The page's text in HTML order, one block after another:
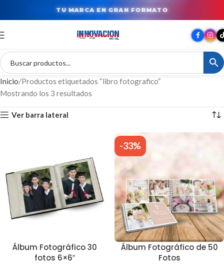
TU MARCA EN GRAN FORMATO
Inicio Productos etiquetados “libro fotografico”
Mostrando los 3 resultados
Ver barra lateral
Álbum Fotográfico 30
fotos 6×6″
-33%
Álbum Fotográfico de 50
Fotos